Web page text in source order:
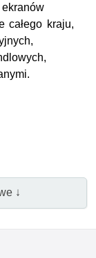
całego kraju,
↓